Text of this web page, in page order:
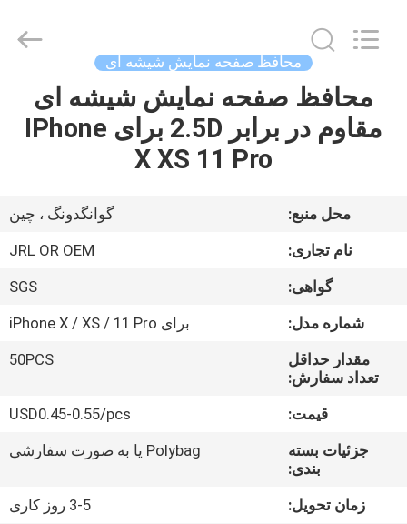
صفحه
اصلی
نمایش
واقعیت
درباره
Technology
محافظ صفحه نمایش شیشه ای
محافظ صفحه نمایش شیشه ای
مقاوم در برابر 2.5D برای IPhone
X XS 11 Pro
محل منبع:
گوانگدونگ ، چین
نام تجاری:
JRL OR OEM
گواهی:
SGS
شماره مدل:
برای iPhone X / XS / 11 Pro
مقدار حداقل
تعداد سفارش:
50PCS
قیمت:
USD0.45-0.55/pcs
جزئیات بسته
بندی:
Polybag یا به صورت سفارشی
زمان تحویل:
3-5 روز کاری